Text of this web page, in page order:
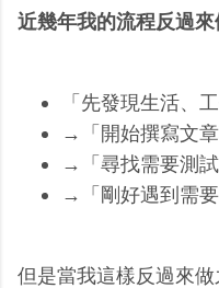
近幾年我的流程反過來
「先發現生活、
→「開始撰寫文章
→「尋找需要測試
→「剛好遇到需要
但是當我這樣反過來